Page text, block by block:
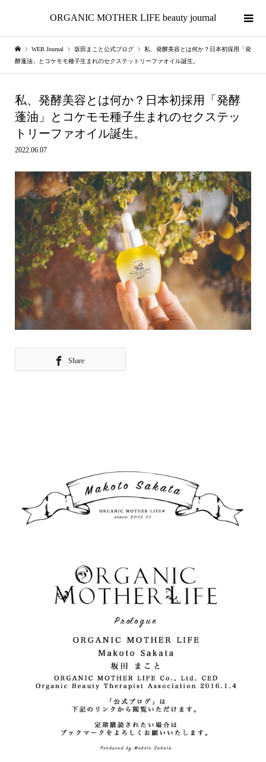
ORGANIC MOTHER LIFE beauty journal
WEB Journal 坂田まこと公式ブログ
私、発酵美容とは何か？日本初採用「発
酵蓬油」とコケモモ種子生まれのセクステットリーファオイル誕生。
私、発酵美容とは何か？日本初採用「発酵
蓬油」とコケモモ種子生まれのセクステッ
トリーファオイル誕生。
2022.06.07
Share